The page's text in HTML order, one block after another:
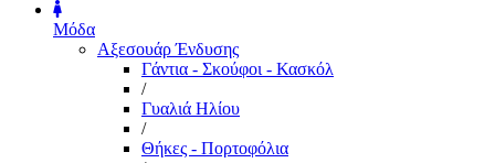
Μόδα
Αξεσουάρ Ένδυσης
Γάντια - Σκούφοι - Κασκόλ
/
Γυαλιά Ηλίου
/
Θήκες - Πορτοφόλια